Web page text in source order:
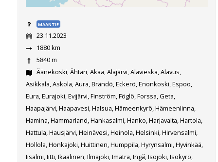
MAANTIE
23.11.2023
1880 km
5840 m
Äänekoski, Ähtäri, Akaa, Alajärvi, Alavieska, Alavus,
Asikkala, Askola, Aura, Brändö, Eckerö, Enonkoski, Espoo,
Eura, Eurajoki, Evijärvi, Finström, Föglö, Forssa, Geta,
Haapajärvi, Haapavesi, Halsua, Hämeenkyrö, Hämeenlinna,
Hamina, Hammarland, Hankasalmi, Hanko, Harjavalta, Hartola,
Hattula, Hausjärvi, Heinävesi, Heinola, Helsinki, Hirvensalmi,
Hollola, Honkajoki, Huittinen, Humppila, Hyrynsalmi, Hyvinkää,
Iisalmi, Iitti, Ikaalinen, Ilmajoki, Imatra, Ingå, Isojoki, Isokyrö,